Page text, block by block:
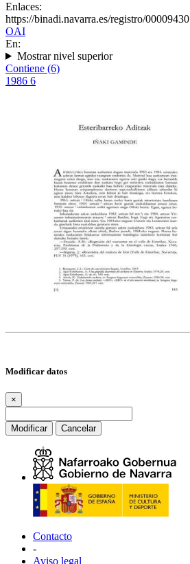
Enlaces:
https://binadi.navarra.es/registro/00009430
OAI
En:
Mostrar nivel superior
Contiene (6)
1986 6
Modificar datos
×
Modificar Cancelar
Contacto
-
Aviso legal